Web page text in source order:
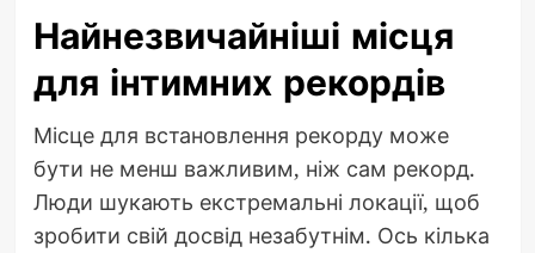
Найнезвичайніші місця
для інтимних рекордів
Місце для встановлення рекорду може
бути не менш важливим, ніж сам рекорд.
Люди шукають екстремальні локації, щоб
зробити свій досвід незабутнім. Ось кілька